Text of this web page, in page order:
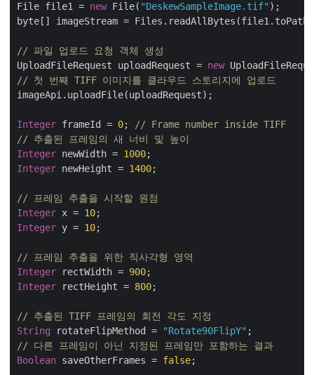
File file1 = new File( "DeskewSampleImage.tif" );
byte[] imageStream =
// 파일 업로드 요청 객체 생성
UploadFileRequest uploadRequest = new
// 첫 번째 TIFF 이미지를 클라우드 스토리지에 업로드
imageApi.uploadFile(uploadRequest);
Integer frameId = 0; // Frame number inside TIFF
// 추출된 프레임의 새 너비 및 높이
Integer newWidth = 1000
Integer newHeight = 1400;
// 프레임 추출을 시작할 원점
Integer x = 10
Integer y = 10;
// 프레임 추출을 위한 직사각형 영역
Integer rectWidth = 900
Integer rectHeight = 800;
// 추출된 TIFF 프레임의 회전 각도 지정
String rotateFlipMethod = "Rotate90FlipY"
// 다른 프레임이 아닌 지정된 프레임만 포함하는 결과
Boolean saveOtherFrames = false;